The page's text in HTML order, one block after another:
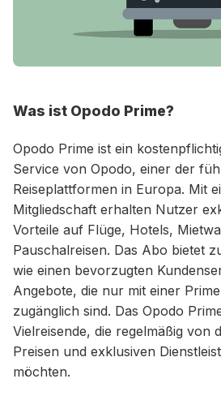
Was ist Opodo Prime?
Opodo Prime ist ein
Service von Opodo, einer der
Reiseplattformen in Europa. Mit
Mitgliedschaft erhalten Nutzer
Vorteile auf Flüge, Hotels,
Pauschalreisen. Das Abo bietet
wie einen bevorzugten
Angebote, die nur mit einer
zugänglich sind. Das Opodo
Vielreisende, die regelmäßig von
Preisen und exklusiven
möchten.